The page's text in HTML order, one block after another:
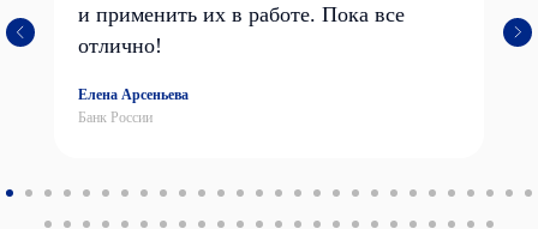
и применить их в работе. Пока все
отлично!
Елена Арсеньева
Банк России